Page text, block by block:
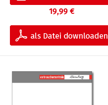
19,99 €